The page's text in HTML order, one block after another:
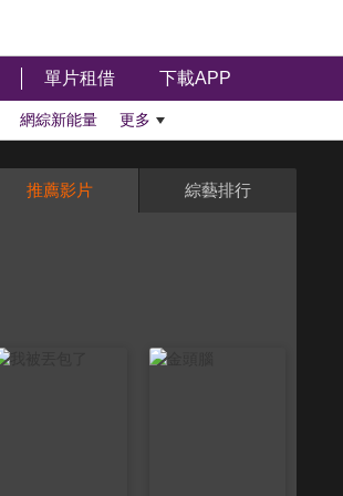
單片租借 下載APP
網綜新能量 更多
推薦影片 綜藝排行